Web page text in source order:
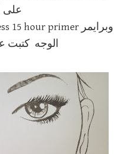
على
الوجه كتبت